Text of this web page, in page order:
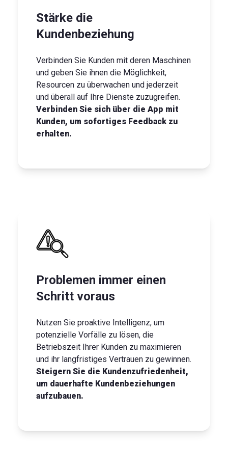
Stärke die
Kundenbeziehung
Verbinden Sie Kunden mit deren Maschinen
und geben Sie ihnen die Möglichkeit,
Resourcen zu überwachen und jederzeit
und überall auf Ihre Dienste zuzugreifen.
Verbinden Sie sich über die App mit
Kunden, um sofortiges Feedback zu
erhalten.
Problemen immer einen
Schritt voraus
Nutzen Sie proaktive Intelligenz, um
potenzielle Vorfälle zu lösen, die
Betriebszeit Ihrer Kunden zu maximieren
und ihr langfristiges Vertrauen zu gewinnen.
Steigern Sie die Kundenzufriedenheit,
um dauerhafte Kundenbeziehungen
aufzubauen.